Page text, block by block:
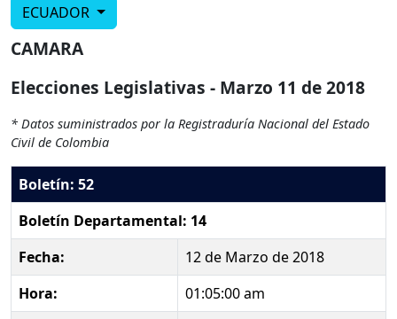
ECUADOR
CAMARA
Elecciones Legislativas - Marzo 11 de 2018
* Datos suministrados por la Registraduría Nacional del Estado
Civil de Colombia
Boletín: 52
Boletín Departamental: 14
Fecha:
12 de Marzo de 2018
Hora:
01:05:00 am